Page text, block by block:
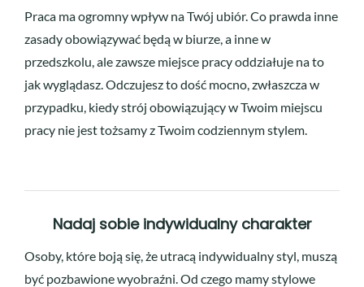
Praca ma ogromny wpływ na Twój ubiór. Co prawda inne
zasady obowiązywać będą w biurze, a inne w
przedszkolu, ale zawsze miejsce pracy oddziałuje na to
jak wyglądasz. Odczujesz to dość mocno, zwłaszcza w
przypadku, kiedy strój obowiązujący w Twoim miejscu
pracy nie jest tożsamy z Twoim codziennym stylem.
Nadaj sobie indywidualny charakter
Osoby, które boją się, że utracą indywidualny styl, muszą
być pozbawione wyobraźni. Od czego mamy stylowe